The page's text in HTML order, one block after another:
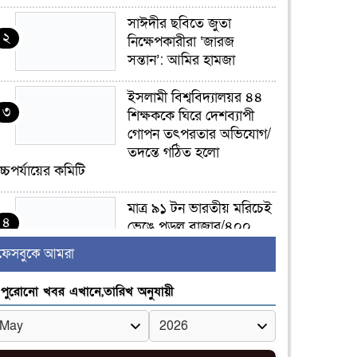
২
সাঈদীর ছবিতে জুতা
নিক্ষেপকারীরা ‘জারজ
সন্তান’: আমির হামজা
৩
ইসলামী বিশ্ববিদ্যালয়র ৪৪
শিক্ষককে ঘিরে দেশব্যাপী
গোপন তৎপরতার অভিযোগ/
তদন্তে গঠিত হলো
কমিটি
৪
মাত্র ৯১ টন ভারতীয় মরিচেই
ভেঙে পড়ল বাজার/৪০০
৫
জুলাই আন্দোলন ছিল
সম্মিলিত, লক্ষ্য হওয়া উচিত
ঐক্য ও রাষ্ট্রগঠন
আমরা
পুরোনো খবর এখানে,তারিখ অনুযায়ী